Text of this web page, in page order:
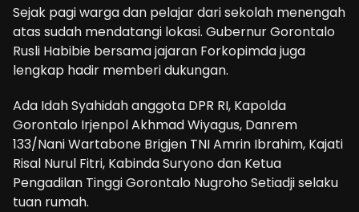
Sejak pagi warga dan pelajar dari sekolah menengah
atas sudah mendatangi lokasi. Gubernur Gorontalo
Rusli Habibie bersama jajaran Forkopimda juga
lengkap hadir memberi dukungan.
Ada Idah Syahidah anggota DPR RI, Kapolda
Gorontalo Irjenpol Akhmad Wiyagus, Danrem
133/Nani Wartabone Brigjen TNI Amrin Ibrahim, Kajati
Risal Nurul Fitri, Kabinda Suryono dan Ketua
Pengadilan Tinggi Gorontalo Nugroho Setiadji selaku
tuan rumah.